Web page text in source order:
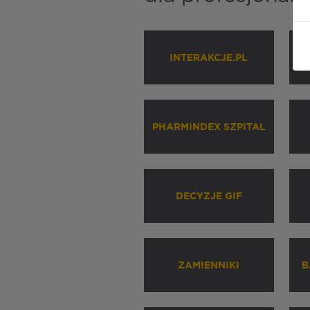
INTERAKCJE.PL
PHARMINDEX SZPITAL
DECYZJE GIF
ZAMIENNIKI